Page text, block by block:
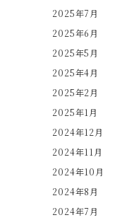
2025年7月
2025年6月
2025年5月
2025年4月
2025年2月
2025年1月
2024年12月
2024年11月
2024年10月
2024年8月
2024年7月